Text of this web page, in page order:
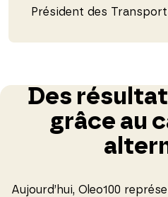
Président des
Des
grâce au
Aujourd’hui, Oleo100